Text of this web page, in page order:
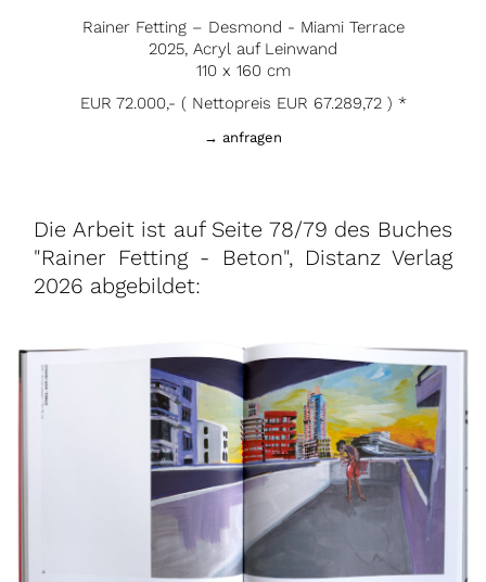
Rainer Fetting – Desmond - Miami Terrace
2025, Acryl auf Leinwand
110 x 160 cm
EUR 72.000,- ( Nettopreis EUR 67.289,72 ) *
→ anfragen
Die Arbeit ist auf Seite 78/79 des Buches
"Rainer Fetting - Beton", Distanz Verlag
2026 abgebildet: